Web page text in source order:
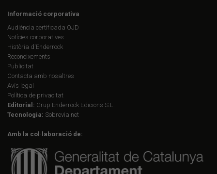
Informació corporativa
Audiència certificada OJD
Notícies corporatives
Història d'Enderrock
Reconeixements
Publicitat
Contacta amb nosaltres
Avís legal
Política de privacitat
Editorial: Grup Enderrock Edicions S.L.
Tecnologia: Sobrevia.net
Amb la col·laboració de: